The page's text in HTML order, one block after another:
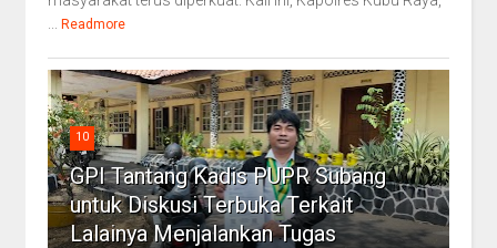
Readmore
10
GPI Tantang Kadis PUPR Subang
untuk Diskusi Terbuka Terkait
Lalainya Menjalankan Tugas